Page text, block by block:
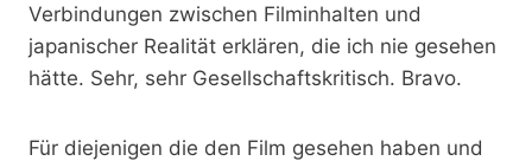
Verbindungen zwischen Filminhalten und
japanischer Realität erklären, die ich nie gesehen
hätte. Sehr, sehr Gesellschaftskritisch. Bravo.
Für diejenigen die den Film gesehen haben und